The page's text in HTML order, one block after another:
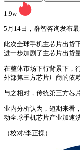
1.9w
5月14日，群智咨询发布
此次全球手机主芯片出货
进一步加剧了主芯片出货
在整体市场下行背景下，
外部第三方芯片厂商的依
与之相对，传统第三方芯
业内分析认为，短期来看
动全球手机芯片产业加速
（校对/李正操）